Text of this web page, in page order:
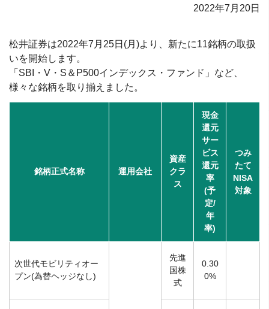
2022年7月20日
松井証券は2022年7月25日(月)より、新たに11銘柄の取扱
いを開始します。
「SBI・V・S＆P500インデックス・ファンド」など、
様々な銘柄を取り揃えました。
銘柄正式名称 運用会社
資産
クラ
ス
現金
還元
サー
ビス
還元
率
(予
定/
年
率)
つみ
たて
NISA
対象
次世代モビリティオー
プン(為替ヘッジなし)
先進
国株
式
0.30
0%